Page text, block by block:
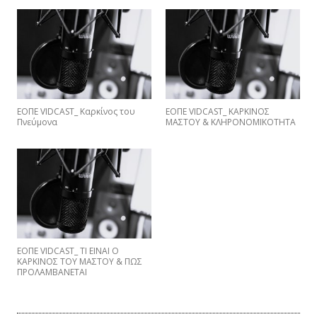
ΕΟΠΕ VIDCAST_ Καρκίνος του
Πνεύμονα
ΕΟΠΕ VIDCAST_ ΚΑΡΚΙΝΟΣ
ΜΑΣΤΟΥ & ΚΛΗΡΟΝΟΜΙΚΟΤΗΤΑ
EΟΠΕ VIDCAST_ ΤΙ ΕΙΝΑΙ Ο
ΚΑΡΚΙΝΟΣ ΤΟΥ ΜΑΣΤΟΥ & ΠΩΣ
ΠΡΟΛΑΜΒΑNETAI